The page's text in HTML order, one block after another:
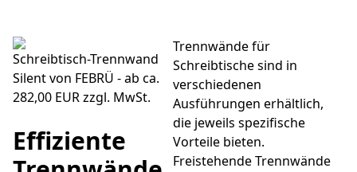
Schreibtisch-Trennwand
Silent von FEBRÜ - ab ca.
282,00 EUR zzgl. MwSt.
Effiziente
Trennwände für
Schreibtische sind in
verschiedenen
Ausführungen erhältlich,
die jeweils spezifische
Vorteile bieten.
Freistehende Trennwände